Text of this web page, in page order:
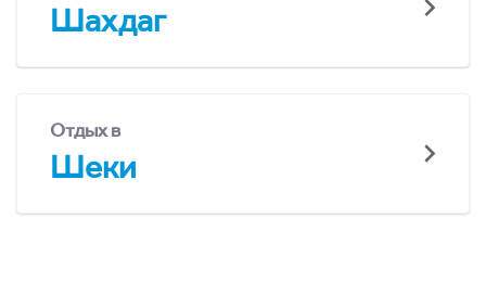
Шахдаг
Отдых в
Шеки